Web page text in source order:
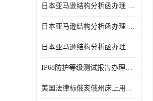
日本亚马逊结构分析函办理 日本亚马逊 电饭煲
日本亚马逊结构分析函办理 日本亚马逊 热水壶等；
日本亚马逊结构分析函办理 日本亚马逊 果汁搅拌机
IP68防护等级测试报告办理标准要求
美国法律标俄亥俄州床上用品许可证讲解！